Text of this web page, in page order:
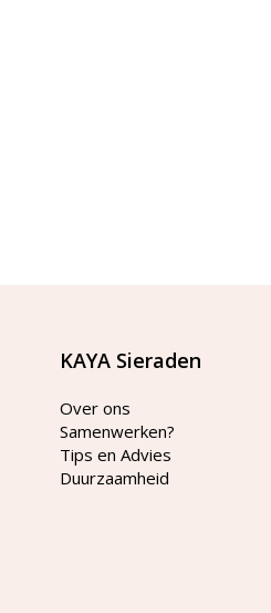
KAYA Sieraden
Over ons
Samenwerken?
Tips en Advies
Duurzaamheid